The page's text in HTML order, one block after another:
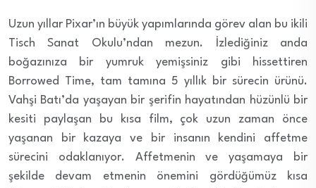
Uzun yıllar Pixar’ın büyük yapımlarında görev alan bu ikili
Tisch Sanat Okulu’ndan mezun. İzlediğiniz anda
boğazınıza bir yumruk yemişsiniz gibi hissettiren
Borrowed Time, tam tamına 5 yıllık bir sürecin ürünü.
Vahşi Batı’da yaşayan bir şerifin hayatından hüzünlü bir
kesiti paylaşan bu kısa film, çok uzun zaman önce
yaşanan bir kazaya ve bir insanın kendini affetme
sürecini odaklanıyor. Affetmenin ve yaşamaya bir
şekilde devam etmenin önemini gördüğümüz kısa